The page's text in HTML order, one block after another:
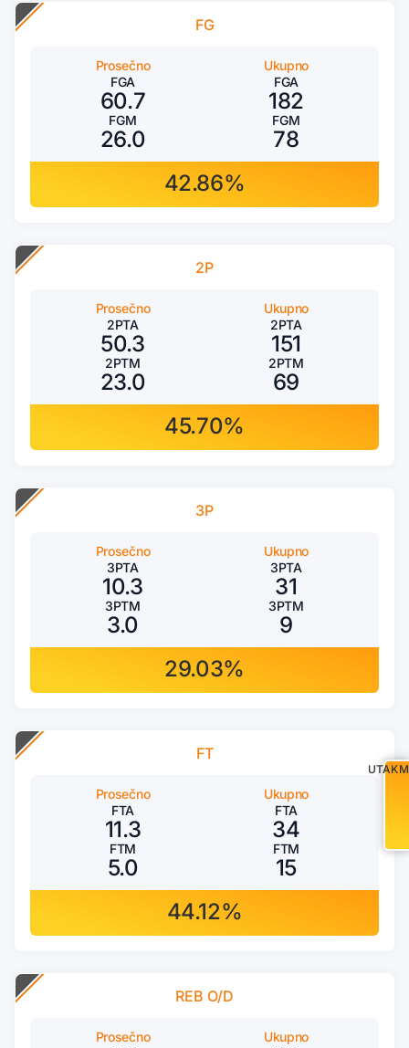
FG
Prosečno
FGA
60.7
FGM
26.0
Ukupno
FGA
182
FGM
78
42.86%
2P
Prosečno
2PTA
50.3
2PTM
23.0
Ukupno
2PTA
151
2PTM
69
45.70%
3P
Prosečno
3PTA
10.3
3PTM
3.0
Ukupno
3PTA
31
3PTM
9
29.03%
FT
Prosečno
FTA
11.3
FTM
5.0
Ukupno
FTA
34
FTM
15
44.12%
REB O/D
Prosečno
Ukupno